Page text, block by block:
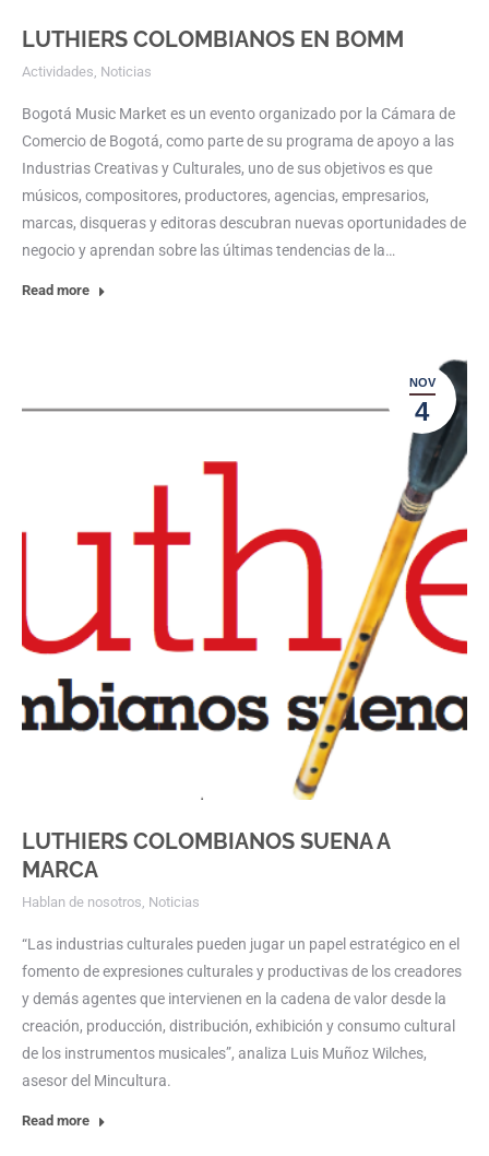
LUTHIERS COLOMBIANOS EN BOMM
Actividades, Noticias
Bogotá Music Market es un evento organizado por la Cámara de
Comercio de Bogotá, como parte de su programa de apoyo a las
Industrias Creativas y Culturales, uno de sus objetivos es que
músicos, compositores, productores, agencias, empresarios,
marcas, disqueras y editoras descubran nuevas oportunidades de
negocio y aprendan sobre las últimas tendencias de la…
Read more
NOV
4
LUTHIERS COLOMBIANOS SUENA A
MARCA
Hablan de nosotros, Noticias
“Las industrias culturales pueden jugar un papel estratégico en el
fomento de expresiones culturales y productivas de los creadores
y demás agentes que intervienen en la cadena de valor desde la
creación, producción, distribución, exhibición y consumo cultural
de los instrumentos musicales”, analiza Luis Muñoz Wilches,
asesor del Mincultura.
Read more